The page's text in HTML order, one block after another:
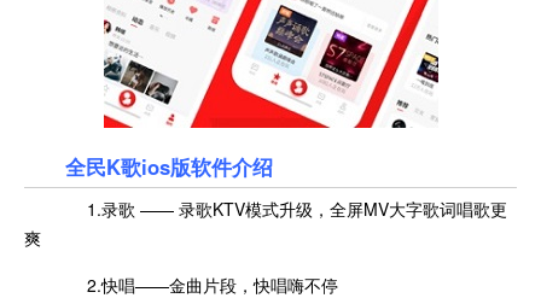
全民K歌ios版软件介绍
1.录歌 —— 录歌KTV模式升级，全屏MV大字歌词唱歌更
爽
2.快唱——金曲片段，快唱嗨不停